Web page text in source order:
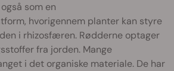
som en
hvorigennem planter kan styre
i rhizosfæren. Rødderne optager
fra jorden. Mange
i det organiske materiale. De har